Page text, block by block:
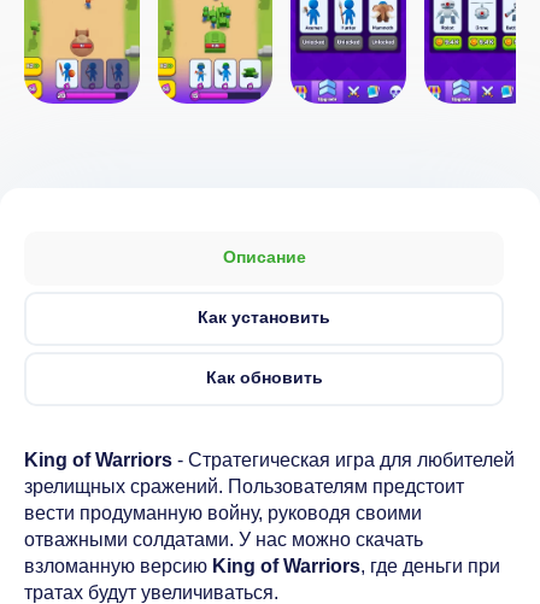
Описание
Как установить
Как обновить
King of Warriors - Стратегическая игра для любителей
зрелищных сражений. Пользователям предстоит
вести продуманную войну, руководя своими
отважными солдатами. У нас можно скачать
взломанную версию King of Warriors, где деньги при
тратах будут увеличиваться.